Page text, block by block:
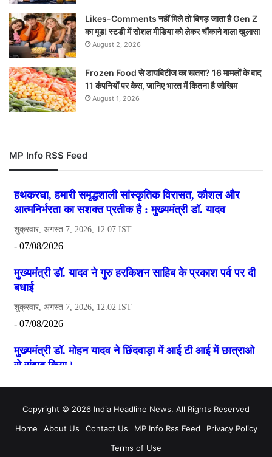
Likes-Comments नहीं मिले तो बिगड़ जाता है Gen Z
का मूड! स्टडी में सोशल मीडिया को लेकर चौंकाने वाला खुलासा
August 2, 2026
Frozen Food से डायबिटीज का खतरा? 16 मामलों के बाद
11 कंपनियों पर केस, जानिए भारत में कितना है जोखिम
August 1, 2026
MP Info RSS Feed
Copyright © 2026 India Headline News. All Rights Reserved
Home
About Us Contact Us MP Info Rss Feed
Privacy Policy
Terms of Use